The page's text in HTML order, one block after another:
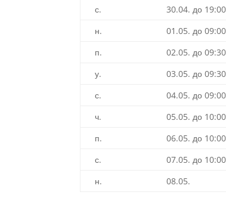
с.
30.04. до 19:00
н.
01.05. до
п.
02.05. до 09:30
у.
03.05. до 09:30
с.
04.05. до 09:00
ч.
05.05. до 10:00
п.
06.05. до 10:00
с.
07.05. до 10:00
н.
08.05.